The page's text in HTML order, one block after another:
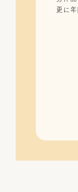
更に